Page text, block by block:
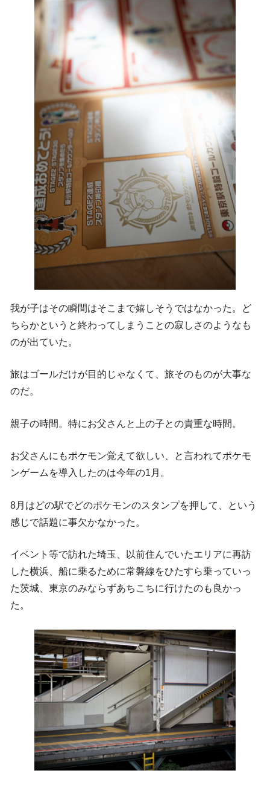
我が子はその瞬間はそこまで嬉しそうではなかった。ど
ちらかというと終わってしまうことの寂しさのようなも
のが出ていた。
旅はゴールだけが目的じゃなくて、旅そのものが大事な
のだ。
親子の時間。特にお父さんと上の子との貴重な時間。
お父さんにもポケモン覚えて欲しい、と言われてポケモ
ンゲームを導入したのは今年の1月。
8月はどの駅でどのポケモンのスタンプを押して、という
感じで話題に事欠かなかった。
イベント等で訪れた埼玉、以前住んでいたエリアに再訪
した横浜、船に乗るために常磐線をひたすら乗っていっ
た茨城、東京のみならずあちこちに行けたのも良かっ
た。